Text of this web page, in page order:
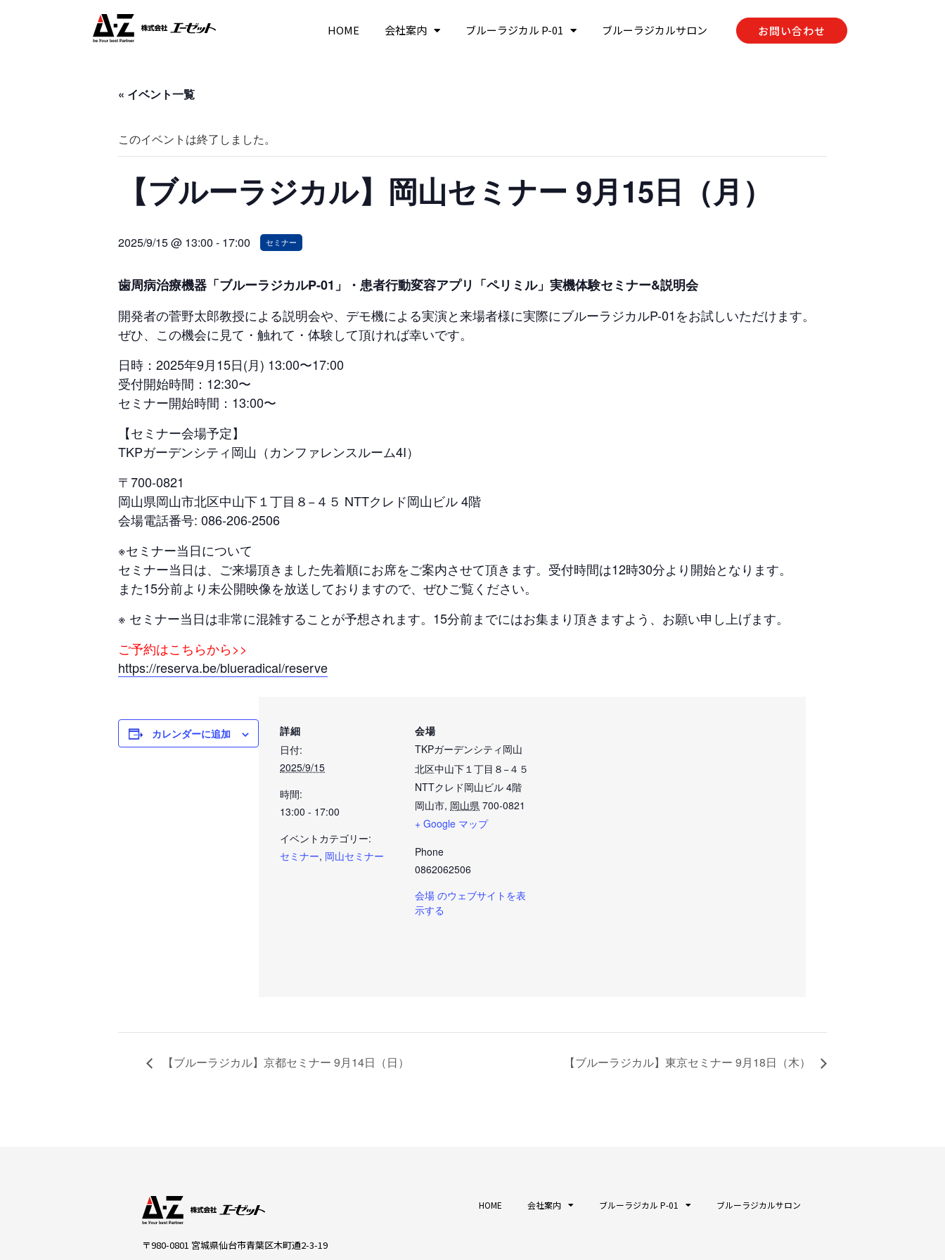
HOME 会社案内 ブルーラジカル P-01 ブルーラジカルサロン お問い合わせ
« イベント一覧
このイベントは終了しました。
【ブルーラジカル】岡山セミナー 9月15日（月）
2025/9/15 @ 13:00 - 17:00 セミナー
歯周病治療機器「ブルーラジカルP-01」・患者行動変容アプリ「ペリミル」実機体験セミナー&説明会
開発者の菅野太郎教授による説明会や、デモ機による実演と来場者様に実際にブルーラジカルP-01をお試しいただけます。
ぜひ、この機会に見て・触れて・体験して頂ければ幸いです。
日時：2025年9月15日(月) 13:00〜17:00
受付開始時間：12:30〜
セミナー開始時間：13:00〜
【セミナー会場予定】
TKPガーデンシティ岡山（カンファレンスルーム4I）
〒700-0821
岡山県岡山市北区中山下１丁目８−４５ NTTクレド岡山ビル 4階
会場電話番号: 086-206-2506
※セミナー当日について
セミナー当日は、ご来場頂きました先着順にお席をご案内させて頂きます。受付時間は12時30分より開始となります。
また15分前より未公開映像を放送しておりますので、ぜひご覧ください。
※ セミナー当日は非常に混雑することが予想されます。15分前までにはお集まり頂きますよう、お願い申し上げます。
ご予約はこちらから>>
https://reserva.be/blueradical/reserve
カレンダーに追加
詳細
日付:
2025/9/15
時間:
13:00 - 17:00
イベントカテゴリー:
セミナー, 岡山セミナー
会場
TKPガーデンシティ岡山
北区中山下１丁目８−４５
NTTクレド岡山ビル 4階
岡山市, 岡山県 700-0821
+ Google マップ
Phone
0862062506
会場 のウェブサイトを表
示する
【ブルーラジカル】京都セミナー 9月14日（日） 【ブルーラジカル】東京セミナー 9月18日（木）
〒980-0801 宮城県仙台市青葉区木町通2-3-19
HOME 会社案内 ブルーラジカル P-01 ブルーラジカルサロン